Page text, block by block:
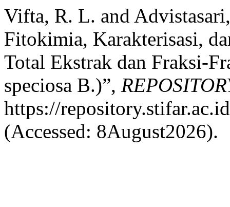
Vifta, R. L. and
Fitokimia, Karakterisasi,
Total Ekstrak dan Fraksi-
speciosa B.)”,
https://
(Accessed: 8August2026).